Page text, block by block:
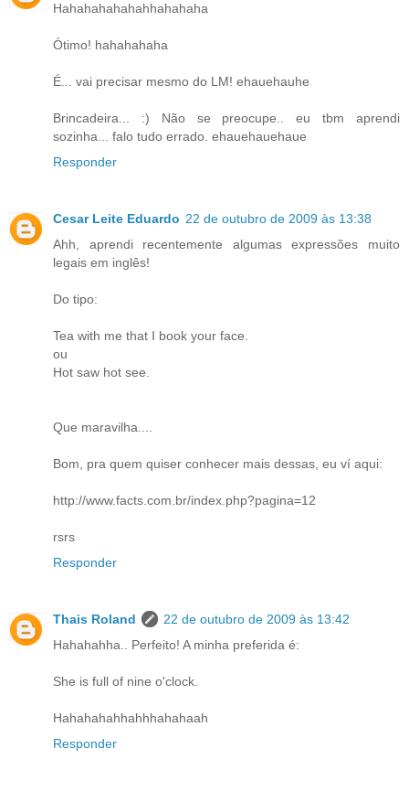
Hahahahahahahhahahaha
Ótimo! hahahahaha
É... vai precisar mesmo do LM! ehauehauhe
Brincadeira... :) Não se preocupe.. eu tbm aprendi
sozinha... falo tudo errado. ehauehauehaue
Responder
Cesar Leite Eduardo 22 de outubro de 2009 às 13:38
Ahh, aprendi recentemente algumas expressões muito
legais em inglês!
Do tipo:
Tea with me that I book your face.
ou
Hot saw hot see.
Que maravilha....
Bom, pra quem quiser conhecer mais dessas, eu ví aqui:
http://www.facts.com.br/index.php?pagina=12
rsrs
Responder
Thais Roland
22 de outubro de 2009 às 13:42
Hahahahha.. Perfeito! A minha preferida é:
She is full of nine o'clock.
Hahahahahhahhhahahaah
Responder